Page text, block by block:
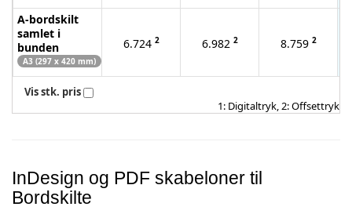
A-bordskilt
samlet i
bunden
A3 (297 x 420 mm)
6.724 2 6.982 2 8.759 2
Vis stk. pris
1: Digitaltryk, 2: Offsettryk
InDesign og PDF skabeloner til
Bordskilte